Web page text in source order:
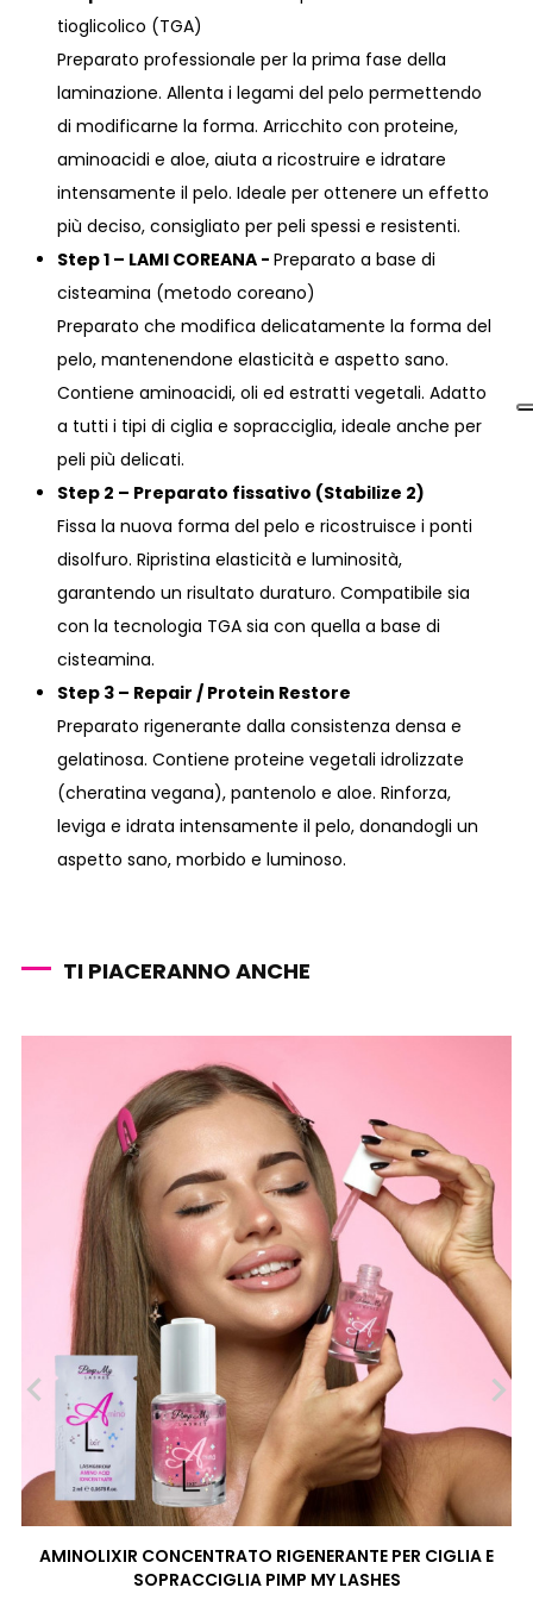
tioglicolico (TGA)
Preparato professionale per la prima fase della
laminazione. Allenta i legami del pelo permettendo
di modificarne la forma. Arricchito con proteine,
aminoacidi e aloe, aiuta a ricostruire e idratare
intensamente il pelo. Ideale per ottenere un effetto
più deciso, consigliato per peli spessi e resistenti.
Step 1 – LAMI COREANA - Preparato a base di
cisteamina (metodo coreano)
Preparato che modifica delicatamente la forma del
pelo, mantenendone elasticità e aspetto sano.
Contiene aminoacidi, oli ed estratti vegetali. Adatto
a tutti i tipi di ciglia e sopracciglia, ideale anche per
peli più delicati.
Step 2 – Preparato fissativo (Stabilize 2)
Fissa la nuova forma del pelo e ricostruisce i ponti
disolfuro. Ripristina elasticità e luminosità,
garantendo un risultato duraturo. Compatibile sia
con la tecnologia TGA sia con quella a base di
cisteamina.
Step 3 – Repair / Protein Restore
Preparato rigenerante dalla consistenza densa e
gelatinosa. Contiene proteine vegetali idrolizzate
(cheratina vegana), pantenolo e aloe. Rinforza,
leviga e idrata intensamente il pelo, donandogli un
aspetto sano, morbido e luminoso.
TI PIACERANNO ANCHE
AMINOLIXIR CONCENTRATO RIGENERANTE PER CIGLIA E
SOPRACCIGLIA PIMP MY LASHES
›